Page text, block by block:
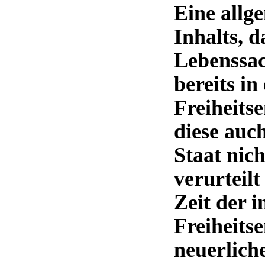
Eine
Inhalts,
bereits in
diese
Staat
verurteilt
Zeit der